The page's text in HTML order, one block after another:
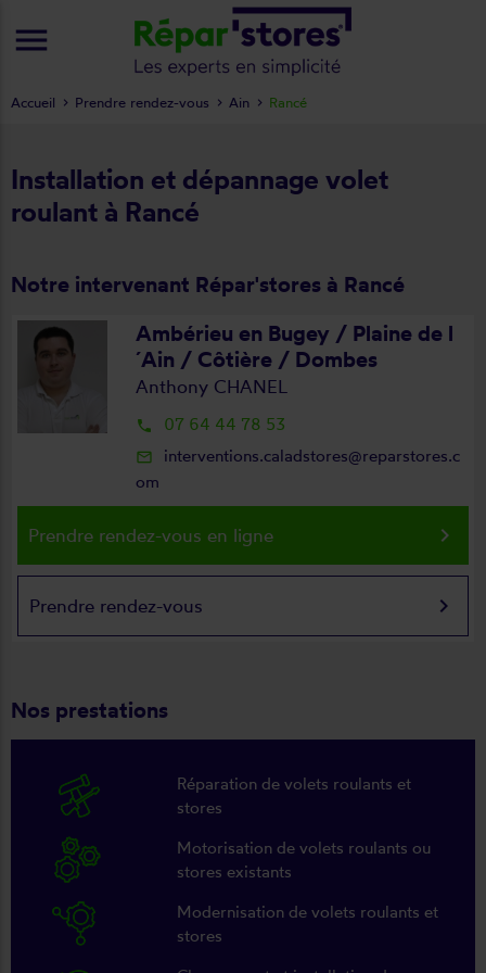
Installation et dépannage volet
roulant à Rancé
Notre intervenant Répar'stores à Rancé
Ambérieu en Bugey / Plaine de l
´Ain / Côtière / Dombes
Anthony CHANEL
local_phone 07 64 44 78 53
mail_outline
interventions.caladstores@reparstores.c
om
Prendre rendez-vous en ligne keyboard_arrow_right
Prendre rendez-vous keyboard_arrow_right
Nos prestations
Réparation de volets roulants et
stores
Motorisation de volets roulants ou
stores existants
Modernisation de volets roulants et
stores
Accueil Prendre rendez-vous Ain Rancé
menu